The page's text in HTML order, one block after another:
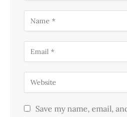
Save my name, email,